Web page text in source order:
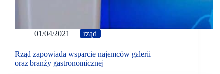
01/04/2021 rząd
Rząd zapowiada wsparcie najemców galerii
oraz branży gastronomicznej